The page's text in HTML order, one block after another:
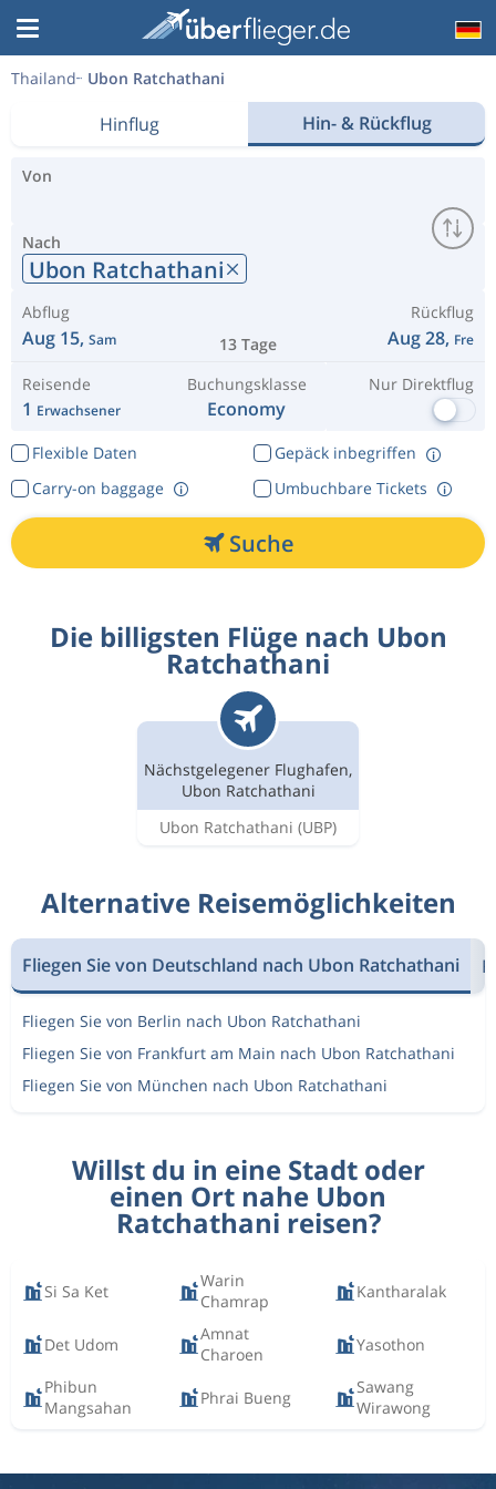
Thailand Ubon Ratchathani
Hinflug Hin- & Rückflug
Von
Nach
Ubon Ratchathani
Abflug
Aug 15, Sam 13 Tage
Rückflug
Aug 28, Fre
Reisende
1 Erwachsener
Buchungsklasse
Economy
Nur Direktflug
Flexible Daten
Gepäck inbegriffen
Umbuchbare Tickets
Carry-on baggage
Suche
Die billigsten Flüge nach Ubon
Ratchathani
Nächstgelegener Flughafen,
Ubon Ratchathani
Ubon Ratchathani (UBP)
Alternative Reisemöglichkeiten
Fliegen Sie von Deutschland nach Ubon Ratchathani
Fliegen Sie von Berlin nach Ubon Ratchathani
Fliegen Sie von Frankfurt am Main nach Ubon Ratchathani
Fliegen Sie von München nach Ubon Ratchathani
Willst du in eine Stadt oder
einen Ort nahe Ubon
Ratchathani reisen?
Si Sa Ket
Warin
Chamrap
Kantharalak
Det Udom
Amnat
Charoen
Yasothon
Phibun
Mangsahan
Phrai Bueng
Sawang
Wirawong